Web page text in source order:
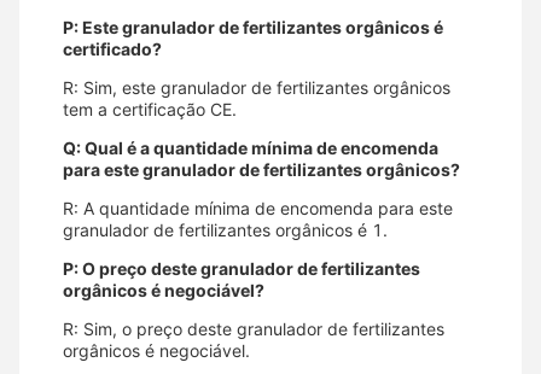
P: Este granulador de fertilizantes orgânicos é
certificado?
R: Sim, este granulador de fertilizantes orgânicos
tem a certificação CE.
Q: Qual é a quantidade mínima de encomenda
para este granulador de fertilizantes orgânicos?
R: A quantidade mínima de encomenda para este
granulador de fertilizantes orgânicos é 1.
P: O preço deste granulador de fertilizantes
orgânicos é negociável?
R: Sim, o preço deste granulador de fertilizantes
orgânicos é negociável.